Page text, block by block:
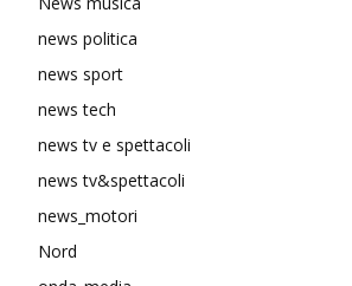
news politica
news sport
news tech
news tv e spettacoli
news tv&spettacoli
news_motori
Nord